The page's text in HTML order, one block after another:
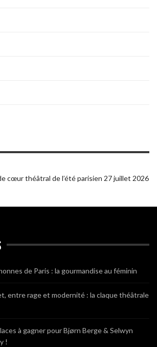
cœur théâtral de l’été parisien 27 juillet 2026
de Paris : la gourmandise au féminin
entre rage et modernité : la claque théâtrale
à gagner pour Bjørn Berge & Selwyn
!